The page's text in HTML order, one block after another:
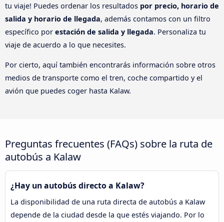
tu viaje! Puedes ordenar los resultados por precio, horario de
salida y horario de llegada, además contamos con un filtro
específico por estación de salida y llegada. Personaliza tu
viaje de acuerdo a lo que necesites.
Por cierto, aquí también encontrarás información sobre otros
medios de transporte como el tren, coche compartido y el
avión que puedes coger hasta Kalaw.
Preguntas frecuentes (FAQs) sobre la ruta de
autobús a Kalaw
¿Hay un autobús directo a Kalaw?
La disponibilidad de una ruta directa de autobús a Kalaw
depende de la ciudad desde la que estés viajando. Por lo